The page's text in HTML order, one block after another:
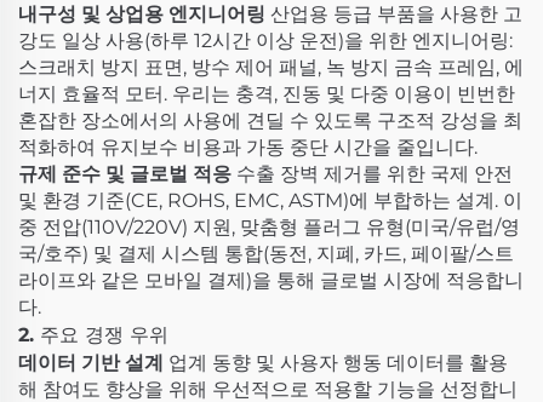
내구성 및 상업용 엔지니어링 산업용 등급 부품을 사용한 고
강도 일상 사용(하루 12시간 이상 운전)을 위한 엔지니어링:
스크래치 방지 표면, 방수 제어 패널, 녹 방지 금속 프레임, 에
너지 효율적 모터. 우리는 충격, 진동 및 다중 이용이 빈번한
혼잡한 장소에서의 사용에 견딜 수 있도록 구조적 강성을 최
적화하여 유지보수 비용과 가동 중단 시간을 줄입니다.
규제 준수 및 글로벌 적응 수출 장벽 제거를 위한 국제 안전
및 환경 기준(CE, ROHS, EMC, ASTM)에 부합하는 설계. 이
중 전압(110V/220V) 지원, 맞춤형 플러그 유형(미국/유럽/영
국/호주) 및 결제 시스템 통합(동전, 지폐, 카드, 페이팔/스트
라이프와 같은 모바일 결제)을 통해 글로벌 시장에 적응합니
다.
2. 주요 경쟁 우위
데이터 기반 설계 업계 동향 및 사용자 행동 데이터를 활용
해 참여도 향상을 위해 우선적으로 적용할 기능을 선정합니